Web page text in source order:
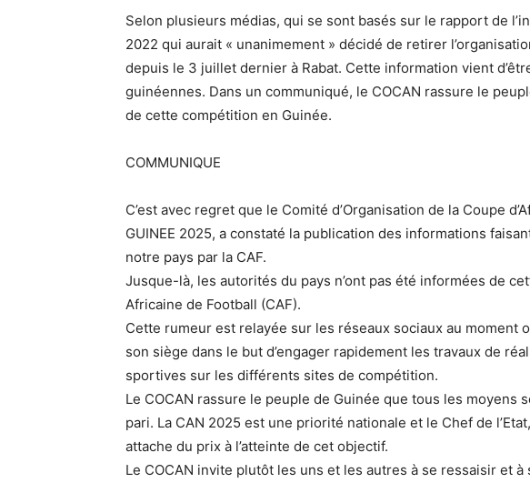
Selon plusieurs médias, qui se sont basés sur le rapport de
2022 qui aurait « unanimement » décidé de retirer
depuis le 3 juillet dernier à Rabat. Cette information vient
guinéennes. Dans un communiqué, le COCAN rassure le
de cette compétition en Guinée.
COMMUNIQUE
C’est avec regret que le Comité d’Organisation de la Coupe
GUINEE 2025, a constaté la publication des informations
notre pays par la CAF.
Jusque-là, les autorités du pays n’ont pas été informées de
Africaine de Football (CAF).
Cette rumeur est relayée sur les réseaux sociaux au moment
son siège dans le but d’engager rapidement les travaux de
sportives sur les différents sites de compétition.
Le COCAN rassure le peuple de Guinée que tous les moyens
pari. La CAN 2025 est une priorité nationale et le Chef de
attache du prix à l’atteinte de cet objectif.
Le COCAN invite plutôt les uns et les autres à se ressaisir et